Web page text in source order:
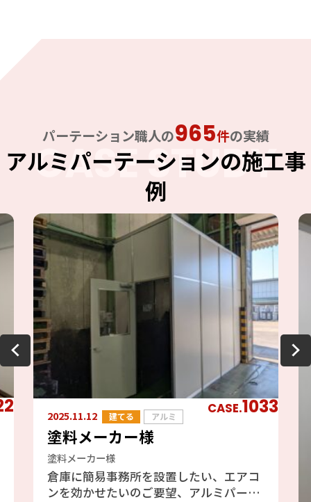
CASE STUDY
パーテーション職人の965件の実績
アルミパーテーションの施工事
例
CASE.1033
2025.11.12 建てる アルミ
塗料メーカー様
塗料メーカー様
倉庫に簡易事務所を設置したい、エアコ
ンを効かせたいのご要望、アルミパーテ